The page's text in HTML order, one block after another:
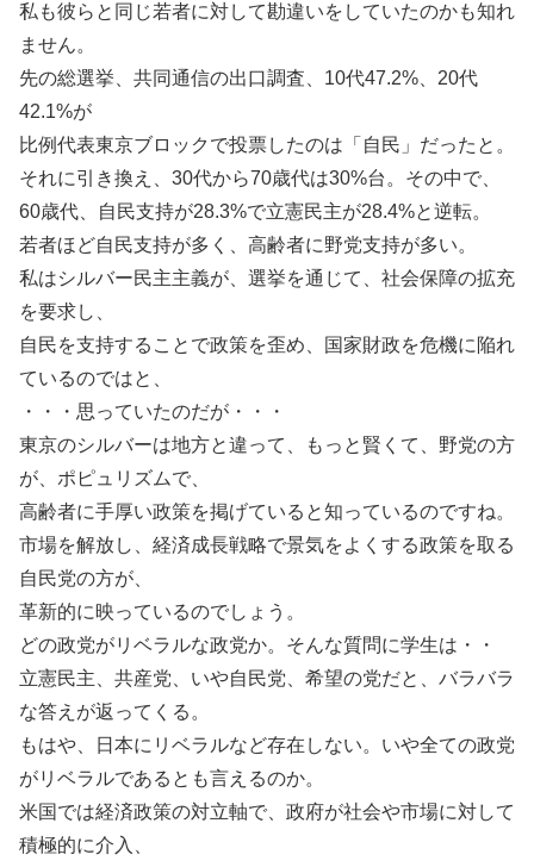
私も彼らと同じ若者に対して勘違いをしていたのかも知れ
ません。
先の総選挙、共同通信の出口調査、10代47.2%、20代
42.1%が
比例代表東京ブロックで投票したのは「自民」だったと。
それに引き換え、30代から70歳代は30%台。その中で、
60歳代、自民支持が28.3%で立憲民主が28.4%と逆転。
若者ほど自民支持が多く、高齢者に野党支持が多い。
私はシルバー民主主義が、選挙を通じて、社会保障の拡充
を要求し、
自民を支持することで政策を歪め、国家財政を危機に陥れ
ているのではと、
・・・思っていたのだが・・・
東京のシルバーは地方と違って、もっと賢くて、野党の方
が、ポピュリズムで、
高齢者に手厚い政策を掲げていると知っているのですね。
市場を解放し、経済成長戦略で景気をよくする政策を取る
自民党の方が、
革新的に映っているのでしょう。
どの政党がリベラルな政党か。そんな質問に学生は・・
立憲民主、共産党、いや自民党、希望の党だと、バラバラ
な答えが返ってくる。
もはや、日本にリベラルなど存在しない。いや全ての政党
がリベラルであるとも言えるのか。
米国では経済政策の対立軸で、政府が社会や市場に対して
積極的に介入、